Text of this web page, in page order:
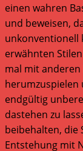
einen wahren
und beweisen,
unkonventionell
erwähnten
mal mit anderen
endgültig
dastehen zu
beibehalten, die
Entstehung mit